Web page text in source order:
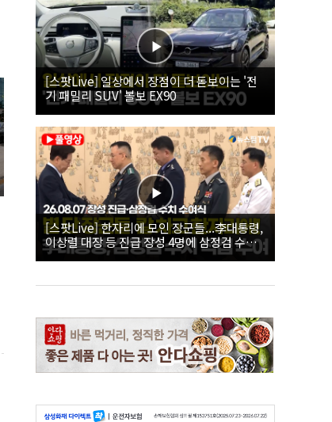
[스팟Live] 일상에서 장점이 더 돋보이는 '전
기 패밀리 SUV' 볼보 EX90
[스팟Live] 한자리에 모인 장군들...李대통령,
이상렬 대장 등 진급 장성 4명에 삼정검 수치
직접 수여｜26.08.07 장성 진급·삼정검 수치